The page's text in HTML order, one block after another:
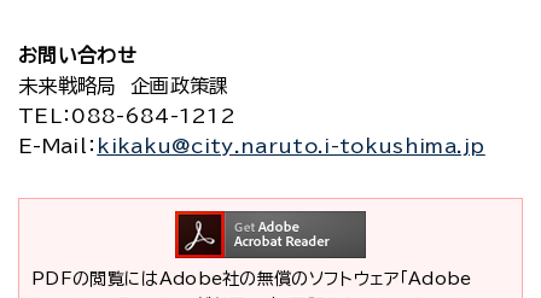
お問い合わせ
未来戦略局 企画政策課
TEL
：088-684-1212
E-Mail
： kikaku@city.naruto.i-tokushima.jp
PDFの閲覧にはAdobe社の無償のソフトウェア「Adobe